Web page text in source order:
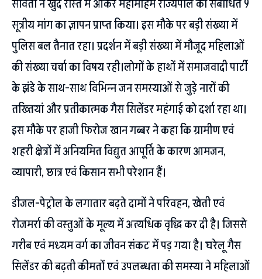
सविता ने खुद रास्ते में आकर महामहिम राज्यपाल को संबोधित 9
सूत्रीय मांग का ज्ञापन प्राप्त किया। इस मौके पर बड़ी संख्या में
पुलिस बल तैनात रहा। प्रदर्शन में बड़ी संख्या में मौजूद महिलाओं
की संख्या चर्चा का विषय रही।लोगों के हाथों में समाजवादी पार्टी
के झंडे के साथ-साथ विभिन्न जन समस्याओं से जुड़े नारों की
तख्तियां और प्रतीकात्मक गैस सिलेंडर महंगाई को दर्शा रहा था।
इस मौके पर हाजी फिरोज खान गब्बर ने कहा कि ग्रामीण एवं
शहरी क्षेत्रों में अनियमित विद्युत आपूर्ति के कारण आमजन,
व्यापारी, छात्र एवं किसान सभी परेशान हैं।
डीजल-पेट्रोल के लगातार बढ़ते दामों ने परिवहन, खेती एवं
रोजमर्रा की वस्तुओं के मूल्य में अत्यधिक वृद्धि कर दी है। जिससे
गरीब एवं मध्यम वर्ग का जीवन संकट में पड़ गया है। घरेलू गैस
सिलेंडर की बढ़ती कीमतों एवं उपलब्धता की समस्या ने महिलाओं